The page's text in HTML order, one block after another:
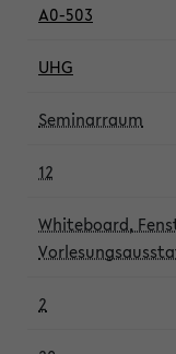
A0-503
UHG
Seminarraum
12
Whiteboard,
2